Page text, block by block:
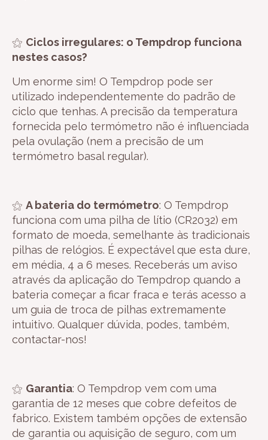
⚝ Ciclos irregulares: o Tempdrop funciona
nestes casos?
Um enorme sim! O Tempdrop pode ser
utilizado independentemente do padrão de
ciclo que tenhas. A precisão da temperatura
fornecida pelo termómetro não é influenciada
pela ovulação (nem a precisão de um
termómetro basal regular).
⚝ A bateria do termómetro: O Tempdrop
funciona com uma pilha de lítio (CR2032) em
formato de moeda, semelhante às tradicionais
pilhas de relógios. É expectável que esta dure,
em média, 4 a 6 meses. Receberás um aviso
através da aplicação do Tempdrop quando a
bateria começar a ficar fraca e terás acesso a
um guia de troca de pilhas extremamente
intuitivo. Qualquer dúvida, podes, também,
contactar-nos!
⚝ Garantia: O Tempdrop vem com uma
garantia de 12 meses que cobre defeitos de
fabrico. Existem também opções de extensão
de garantia ou aquisição de seguro, com um